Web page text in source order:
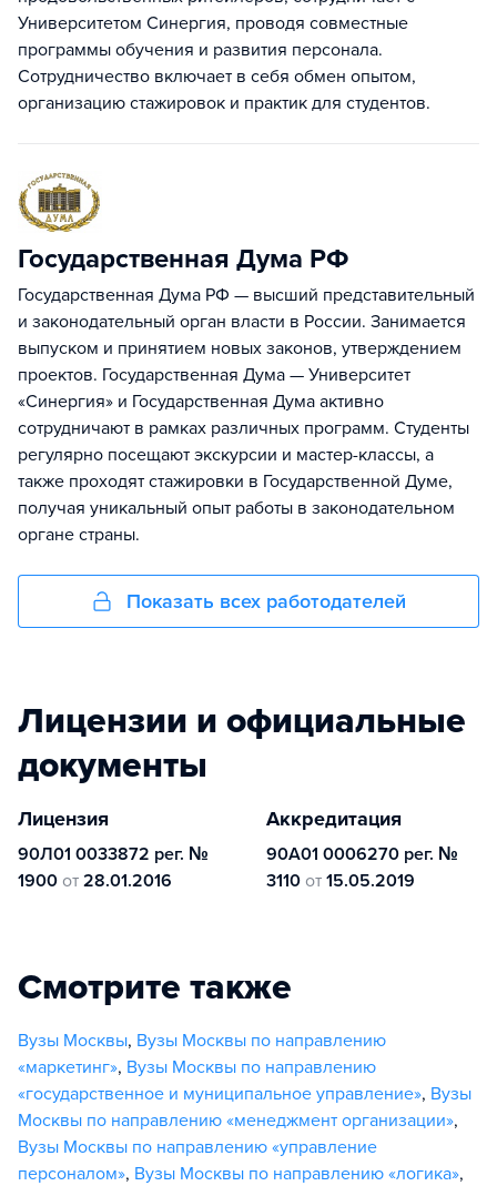
Университетом Синергия, проводя совместные
программы обучения и развития персонала.
Сотрудничество включает в себя обмен опытом,
организацию стажировок и практик для студентов.
Государственная Дума РФ
Государственная Дума РФ — высший представительный
и законодательный орган власти в России. Занимается
выпуском и принятием новых законов, утверждением
проектов. Государственная Дума — Университет
«Синергия» и Государственная Дума активно
сотрудничают в рамках различных программ. Студенты
регулярно посещают экскурсии и мастер-классы, а
также проходят стажировки в Государственной Думе,
получая уникальный опыт работы в законодательном
органе страны.
Показать всех работодателей
Лицензии и официальные
документы
Лицензия
90Л01 0033872 рег. №
1900 от 28.01.2016
Аккредитация
90А01 0006270 рег. №
3110 от 15.05.2019
Смотрите также
Вузы Москвы, Вузы Москвы по направлению
«маркетинг», Вузы Москвы по направлению
«государственное и муниципальное управление», Вузы
Москвы по направлению «менеджмент организации»,
Вузы Москвы по направлению «управление
персоналом», Вузы Москвы по направлению «логика»,